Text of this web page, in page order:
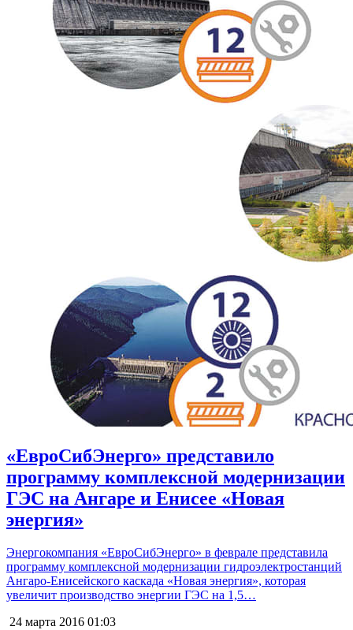
«ЕвроСибЭнерго» представило
программу комплексной модернизации
ГЭС на Ангаре и Енисее «Новая
энергия»
Энергокомпания «ЕвроСибЭнерго» в феврале представила
программу комплексной модернизации гидроэлектростанций
Ангаро-Енисейского каскада «Новая энергия», которая
увеличит производство энергии ГЭС на 1,5…
24 марта 2016 01:03